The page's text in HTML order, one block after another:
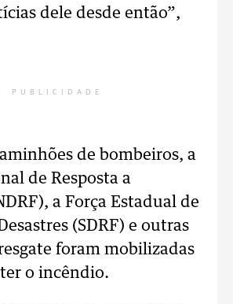
dele desde então”,
PUBLICIDADE
de bombeiros, a
de Resposta a
a Força Estadual de
(SDRF) e outras
foram mobilizadas
o incêndio.